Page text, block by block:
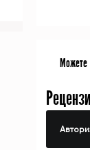
Можете